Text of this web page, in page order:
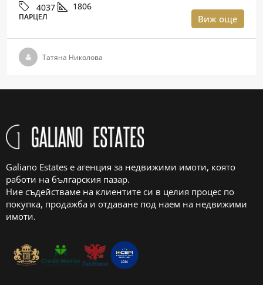
4037 1806
ПАРЦЕЛ Виж още
Татяна Николова
Galiano Estates е агенция за недвижими имоти, която
работи на българския пазар.
Ние съдействаме на клиентите си в целия процес по
покупка, продажба и отдаване под наем на недвижими
имоти.